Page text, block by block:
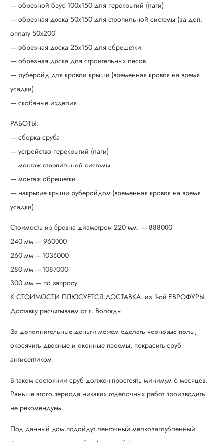
— обрезной брус 100х150 для перекрытий (лаги)
— обрезная доска 50х150 для стропильной системы (за доп.
оплату 50х200)
— обрезная доска 25х150 для обрешетки
— обрезная доска для строительных лесов
— руберойд для кровли крыши (временная кровля на время
усадки)
— скобяные изделия
РАБОТЫ:
— сборка сруба
— устройство перекрытий (лаги)
— монтаж стропильной системы
— монтаж обрешетки
— накрытие крыши руберойдом (временная кровля на время
усадки)
Стоимость из бревна диаметром 220 мм. — 888000
240 мм — 960000
260 мм – 1036000
280 мм – 1087000
300 мм — по запросу
К СТОИМОСТИ ПЛЮСУЕТСЯ ДОСТАВКА из 1-ой ЕВРОФУРЫ.
Доставку расчитываем от г. Вологды
За дополнительные деньги можем сделать черновые полы,
окосячить дверные и оконные проемы, покрасить сруб
антисептиком
В таком состоянии сруб должен простоять минимум 6 месяцев.
Раньше этого периода никаких отделочных работ производить
не рекомендуем.
Под данный дом подойдут ленточный мелкозаглубленный